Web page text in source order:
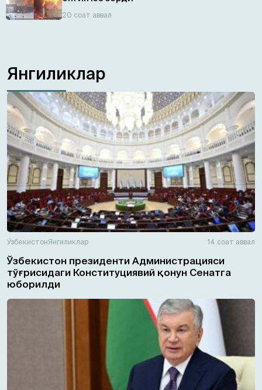
20 соат аввал
Янгиликлар
ЎзбекистонЯнгиликлар 14 соат аввал
Ўзбекистон президенти Администрацияси
тўғрисидаги Конституциявий қонун Сенатга
юборилди